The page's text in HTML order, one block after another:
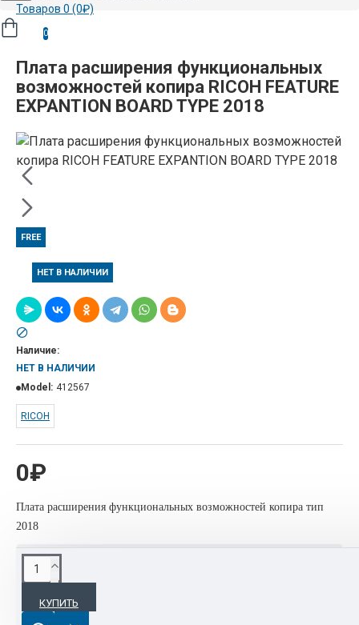
Товаров 0 (0₽)
0
Плата расширения функциональных
возможностей копира RICOH FEATURE
EXPANTION BOARD TYPE 2018
FREE
НЕТ В НАЛИЧИИ
0₽
Наличие:
НЕТ В НАЛИЧИИ
Model: 412567
RICOH
Плата расширения функциональных возможностей копира тип
2018
КУПИТЬ
ОПИСАНИЕ
Плата GW необх. для установ. P/S или факса. Вкл. сетевую